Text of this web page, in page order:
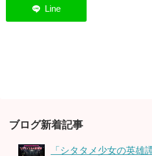
ブログ新着記事
「シタタメ少女の英雄